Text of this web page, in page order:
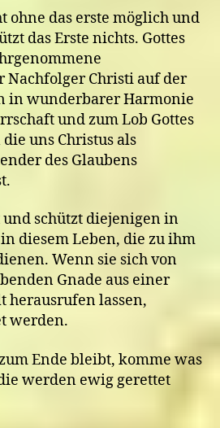
ohne das erste möglich und
das Erste nichts. Gottes
Nachfolger Christi auf der
in wunderbarer Harmonie
und zum Lob Gottes
uns Christus als
des Glaubens
schützt diejenigen in
diesem Leben, die zu ihm
Wenn sie sich von
Gnade aus einer
herausrufen lassen,
werden.
Ende bleibt, komme was
werden ewig gerettet